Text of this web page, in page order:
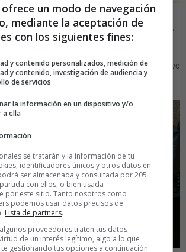
ha muerto. Nace
años, Dave Balter, fundador de bzzagent, tuvo
un modo de navegación
mediante la aceptación de
con los siguientes fines:
y contenido personalizados, medición de
y contenido, investigación de audiencia y
de servicios
la información en un dispositivo y/o
a ella
se tratarán y la información de tu
identificadores únicos y otros datos en
ser almacenada y consultada por 205
con ellos, o bien usada
por este sitio. Tanto nosotros como
podemos usar datos precisos de
Lista de partners.
proveedores traten tus datos
de un interés legítimo, algo a lo que
gestionando tus opciones a continuación.